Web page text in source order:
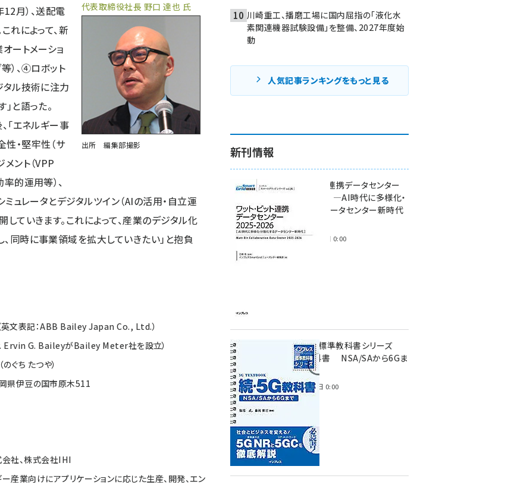
代表取締役社長 野口 達也 氏
出所 編集部撮影
12月）、送配電
れによって、新
ートメーショ
）、④ロボット
タル技術に注力
と語った。
「エネルギー事
・堅牢性（サ
ント（VPP
的運用等）、
ュレータとデジタルツイン（AIの活用・自立運
ていきます。これによって、産業のデジタル化
同時に事業領域を拡大していきたい」と抱負
文表記：ABB Bailey Japan Co., Ltd.）
Ervin G. BaileyがBailey Meter社を設立）
ぐち たつや）
県伊豆の国市原木511
社、株式会社IHI
産業向けにアプリケーションに応じた生産、開発、エン
川崎重工、播磨工場に国内屈指の「液化水
素関連機器試験設備」を整備、2027年度始
動
人気記事ランキングをもっと見る
新刊情報
ワット・ビット連携データセンター
2025-2026 ―AI時代に多様化・
分散化するデータセンター新時代
2025年11月28日 0:00
インプレス標準教科書シリーズ
続・5G教科書 NSA/SAから6Gま
2023年4月3日 0:00